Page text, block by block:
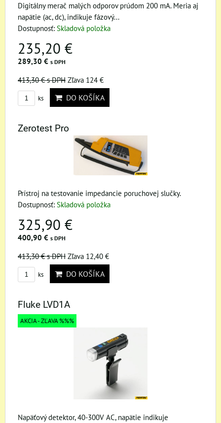
Digitálny merač malých odporov prúdom 200 mA. Meria aj
napätie (ac, dc), indikuje fázový...
Dostupnosť: Skladová položka
235,20 €
289,30 € s DPH
413,30 €s DPH Zľava 124 €
ks DO KOŠÍKA
Zerotest Pro
Prístroj na testovanie impedancie poruchovej slučky.
Dostupnosť: Skladová položka
325,90 €
400,90 € s DPH
413,30 €s DPH Zľava 12,40 €
ks DO KOŠÍKA
Fluke LVD1A
AKCIA - ZĽAVA %%%
Napäťový detektor, 40-300V AC, napätie indikuje